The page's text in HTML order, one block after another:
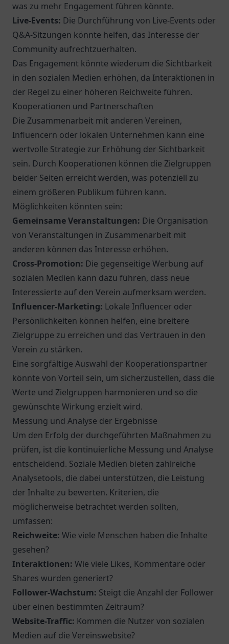
was zu mehr Engagement führen könnte.
Live-Events: Die Durchführung von Live-Events oder
Q&A-Sitzungen könnte helfen, das Interesse der
Community aufrechtzuerhalten.
Das Engagement könnte wiederum die Sichtbarkeit
in den sozialen Medien erhöhen, da Interaktionen in
der Regel zu einer höheren Reichweite führen.
Kooperationen und Partnerschaften
Die Zusammenarbeit mit anderen Vereinen,
Influencern oder lokalen Unternehmen kann eine
wertvolle Strategie zur Erhöhung der Sichtbarkeit
sein. Durch Kooperationen können die Zielgruppen
beider Seiten erreicht werden, was potenziell zu
einem größeren Publikum führen kann.
Möglichkeiten könnten sein:
Gemeinsame Veranstaltungen: Die Organisation
von Veranstaltungen in Zusammenarbeit mit
anderen können das Interesse erhöhen.
Cross-Promotion: Die gegenseitige Werbung auf
sozialen Medien kann dazu führen, dass neue
Interessierte auf den Verein aufmerksam werden.
Influencer-Marketing: Lokale Influencer oder
Persönlichkeiten können helfen, eine breitere
Zielgruppe zu erreichen und das Vertrauen in den
Verein zu stärken.
Eine sorgfältige Auswahl der Kooperationspartner
könnte von Vorteil sein, um sicherzustellen, dass die
Werte und Zielgruppen harmonieren und so die
gewünschte Wirkung erzielt wird.
Messung und Analyse der Ergebnisse
Um den Erfolg der durchgeführten Maßnahmen zu
prüfen, ist die kontinuierliche Messung und Analyse
entscheidend. Soziale Medien bieten zahlreiche
Analysetools, die dabei unterstützen, die Leistung
der Inhalte zu bewerten. Kriterien, die
möglicherweise betrachtet werden sollten,
umfassen:
Reichweite: Wie viele Menschen haben die Inhalte
gesehen?
Interaktionen: Wie viele Likes, Kommentare oder
Shares wurden generiert?
Follower-Wachstum: Steigt die Anzahl der Follower
über einen bestimmten Zeitraum?
Website-Traffic: Kommen die Nutzer von sozialen
Medien auf die Vereinswebsite?